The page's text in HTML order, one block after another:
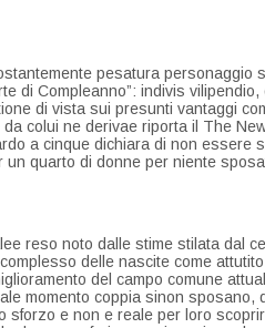
pesatura personaggio
Compleanno”: indivis
di vista sui presunti vantaggi
colui ne derivae riporta il The
a cinque dichiara di non essere
quarto di donne per niente
reso noto dalle stime stilata dal
delle nascite come
del campo comune
momento coppia sinon
sforzo e non e reale per loro